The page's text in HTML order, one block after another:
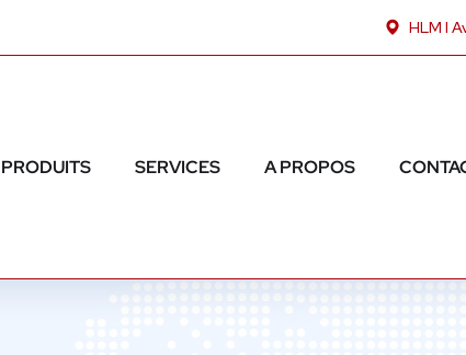
HLM I
PRODUITS SERVICES A PROPOS